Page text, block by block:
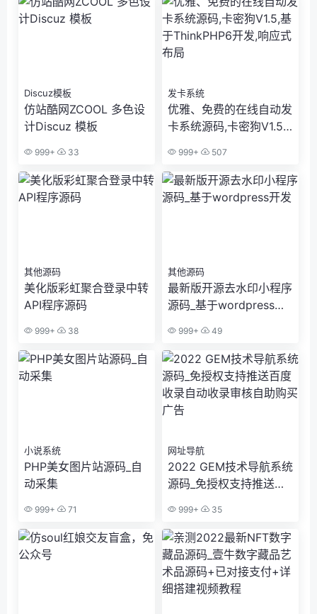
Discuz模板
仿站酷网ZCOOL 多色设
计Discuz 模板
999+ 33
发卡系统
优雅、免费的在线自动发
卡系统源码,卡密狗V1.5,
应式布局
999+ 507
其他源码
美化版彩虹聚合登录中转
API程序源码
999+ 38
其他源码
最新版开源去水印小程序
源码_基于wordpress开
999+ 49
小说系统
PHP美女图片站源码_自
动采集
999+ 71
网址导航
2022 GEM技术导航系统
源码_免授权支持推送百
购买广告
999+ 35